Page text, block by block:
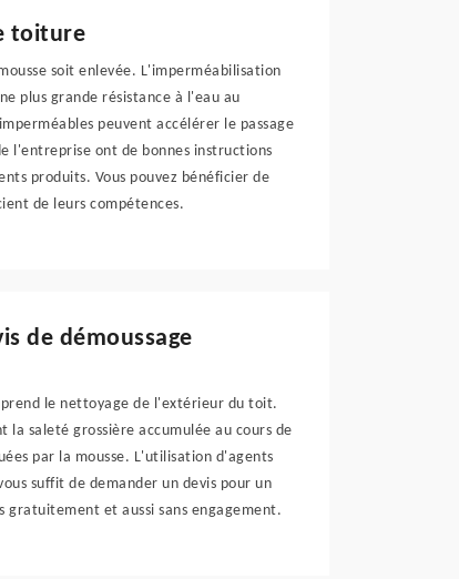
toiture
soit enlevée. L'imperméabilisation
plus grande résistance à l'eau au
peuvent accélérer le passage
l'entreprise ont de bonnes instructions
produits. Vous pouvez bénéficier de
de leurs compétences.
de démoussage
le nettoyage de l'extérieur du toit.
saleté grossière accumulée au cours de
par la mousse. L'utilisation d'agents
suffit de demander un devis pour un
gratuitement et aussi sans engagement.